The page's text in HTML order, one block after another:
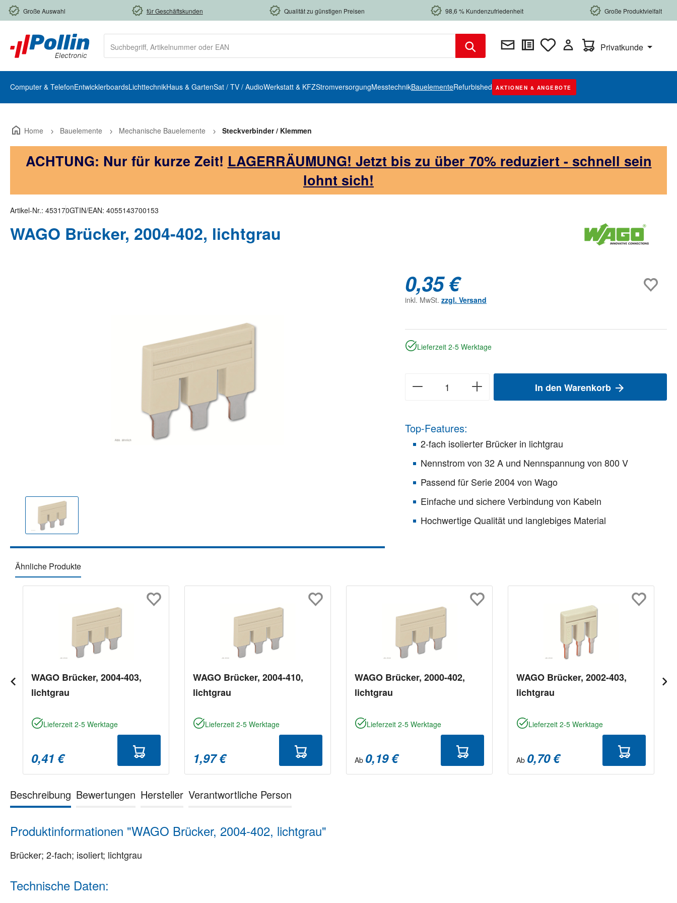
Hauptinhalt springen
Zur Suche springen
Zur Hauptnavigation springen
Große Auswahl für Geschäftskunden Qualität zu günstigen Preisen 98,6 % Kundenzufriedenheit Große Produktvielfalt
Warenkorb enthält 0
Privatkunde
Computer & TelefonEntwicklerboardsLichttechnikHaus & GartenSat / TV / AudioWerkstatt & KFZStromversorgungMesstechnikBauelementeRefurbished AKTIONEN & ANGEBOTE
Home Bauelemente Mechanische Bauelemente Steckverbinder / Klemmen
ACHTUNG: Nur für kurze Zeit! LAGERRÄUMUNG! Jetzt bis zu über 70% reduziert - schnell sein
lohnt sich!
Artikel-Nr.: 453170GTIN/EAN: 4055143700153
WAGO Brücker, 2004-402, lichtgrau
0,35 €
inkl. MwSt. zzgl. Versand
Lieferzeit 2-5 Werktage
In den Warenkorb
Top-Features:
2-fach isolierter Brücker in lichtgrau
Nennstrom von 32 A und Nennspannung von 800 V
Passend für Serie 2004 von Wago
Einfache und sichere Verbindung von Kabeln
Hochwertige Qualität und langlebiges Material
Ähnliche Produkte
WAGO Brücker, 2004-403,
lichtgrau
Lieferzeit 2-5 Werktage
0,41 €
WAGO Brücker, 2004-410,
lichtgrau
Lieferzeit 2-5 Werktage
1,97 €
WAGO Brücker, 2000-402,
lichtgrau
Lieferzeit 2-5 Werktage
Ab 0,19 €
WAGO Brücker, 2002-403,
lichtgrau
Lieferzeit 2-5 Werktage
Ab 0,70 €
Beschreibung Bewertungen Hersteller Verantwortliche Person
Produktinformationen "WAGO Brücker, 2004-402, lichtgrau"
Brücker; 2-fach; isoliert; lichtgrau
Technische Daten: